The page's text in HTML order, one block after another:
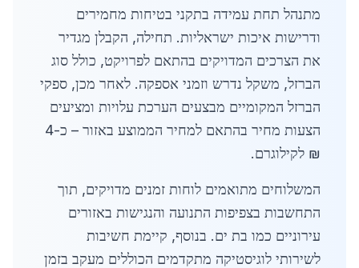
מתנהל תחת עמידה בתקני בטיחות מחמירים
ודרישות איכות ישראליות. תחילה, הקבלן מגדיר
את הצרכים המדויקים בהתאם לפרויקט, כולל סוג
הברזל, משקל נדרש וזמני אספקה. לאחר מכן, ספקי
הברזל המקומיים מבצעים הערכת עלויות ומציעים
הצעות מחיר בהתאם למחיר הממוצע באזור – כ-4
₪ לקילוגרם.
המשלוחים מתואמים לוחות זמנים מדויקים, תוך
התחשבות בצפיפות התנועה והנגישות באזורים
עירוניים כמו בת ים. בנוסף, קיימת חשיבות
לשירותי לוגיסטיקה מתקדמים הכוללים מעקב בזמן